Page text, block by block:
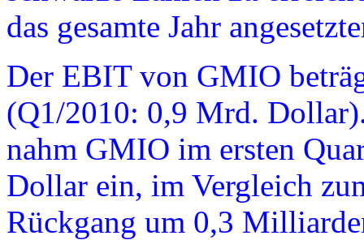
das gesamte Jahr
Der EBIT von GMIO
(Q1/2010: 0,9 Mrd.
nahm GMIO im ersten
Dollar ein, im Vergleich
Rückgang um 0,3